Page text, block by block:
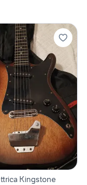
Kingstone